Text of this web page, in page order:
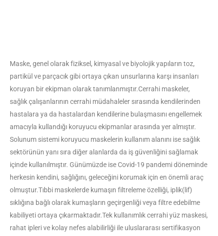
Maske, genel olarak fiziksel, kimyasal ve biyolojik yapıların toz,
partikül ve parçacık gibi ortaya çıkan unsurlarına karşı insanları
koruyan bir ekipman olarak tanımlanmıştır.Cerrahi maskeler,
sağlık çalışanlarının cerrahi müdahaleler sırasında kendilerinden
hastalara ya da hastalardan kendilerine bulaşmasını engellemek
amacıyla kullandığı koruyucu ekipmanlar arasında yer almıştır.
Solunum sistemi koruyucu maskelerin kullanım alanını ise sağlık
sektörünün yanı sıra diğer alanlarda da iş güvenliğini sağlamak
içinde kullanılmıştır. Günümüzde ise Covid-19 pandemi döneminde
herkesin kendini, sağlığını, geleceğini korumak için en önemli araç
olmuştur.Tıbbi maskelerde kumaşın filtreleme özelliği, iplik(lif)
sıklığına bağlı olarak kumaşların geçirgenliği veya filtre edebilme
kabiliyeti ortaya çıkarmaktadır.Tek kullanımlık cerrahi yüz maskesi,
rahat ipleri ve kolay nefes alabilirliği ile uluslararası sertifikasyon